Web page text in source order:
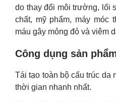
do thay đổi môi trường, lối
chất, mỹ phẩm, máy móc
máu gây mỏng đỏ và viêm
Công dụng sản
Tái tạo toàn bộ cấu trúc da
thời gian nhanh nhất.